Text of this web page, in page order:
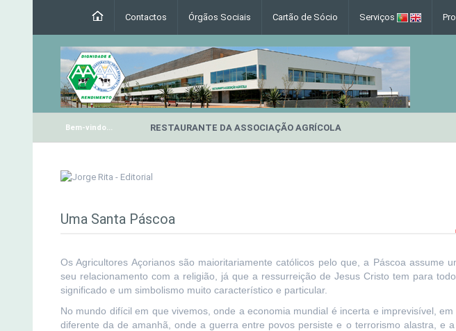
Contactos Órgãos Sociais Cartão de Sócio Serviços
Bem-vindo... RESTAURANTE DA ASSOCIAÇÃO AGRÍCOLA
Uma Santa Páscoa
Os Agricultores Açorianos são maioritariamente católicos pelo que, a Páscoa assume
seu relacionamento com a religião, já que a ressurreição de Jesus Cristo tem para
significado e um simbolismo muito característico e particular.
No mundo difícil em que vivemos, onde a economia mundial é incerta e imprevisível,
diferente da de amanhã, onde a guerra entre povos persiste e o terrorismo alastra, e